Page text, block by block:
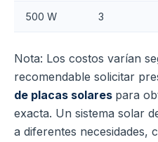
500 W 3
Nota: Los costos varían
recomendable solicitar
de placas solares para
exacta. Un sistema solar
a diferentes necesidades,